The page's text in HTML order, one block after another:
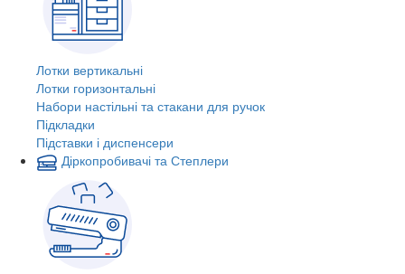
Лотки вертикальні
Лотки горизонтальні
Набори настільні та стакани для ручок
Підкладки
Підставки і диспенсери
Діркопробивачі та Степлери